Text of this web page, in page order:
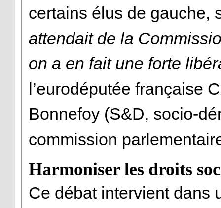
certains élus de gauche,
attendait de la
on a en fait une forte
l’eurodéputée française
Bonnefoy (S&D, socio-
commission
Harmoniser les droits
Ce débat intervient dans